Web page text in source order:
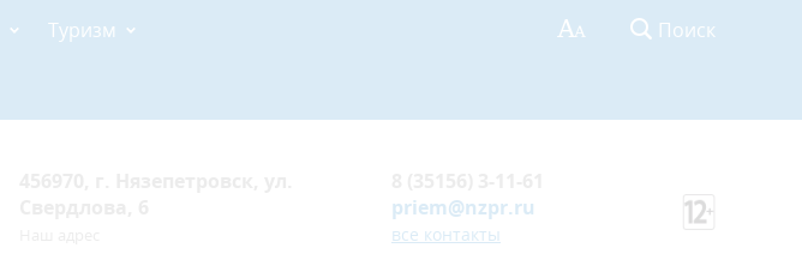
Туризм Поиск
priem@nzpr.ru
все контакты